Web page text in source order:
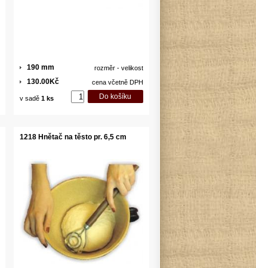
rozměr - velikost
190 mm
cena včetně DPH
130.00Kč
v sadě 1 ks
1218 Hnětač na těsto pr. 6,5 cm